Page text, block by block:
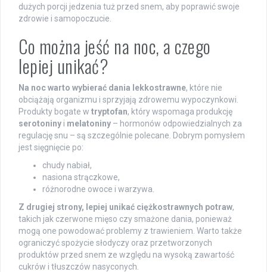
dużych porcji jedzenia tuż przed snem, aby poprawić swoje
zdrowie i samopoczucie.
Co można jeść na noc, a czego
lepiej unikać?
Na noc warto wybierać dania lekkostrawne, które nie
obciążają organizmu i sprzyjają zdrowemu wypoczynkowi.
Produkty bogate w tryptofan, który wspomaga produkcję
serotoniny i melatoniny – hormonów odpowiedzialnych za
regulację snu – są szczególnie polecane. Dobrym pomysłem
jest sięgnięcie po:
chudy nabiał,
nasiona strączkowe,
różnorodne owoce i warzywa.
Z drugiej strony, lepiej unikać ciężkostrawnych potraw,
takich jak czerwone mięso czy smażone dania, ponieważ
mogą one powodować problemy z trawieniem. Warto także
ograniczyć spożycie słodyczy oraz przetworzonych
produktów przed snem ze względu na wysoką zawartość
cukrów i tłuszczów nasyconych.